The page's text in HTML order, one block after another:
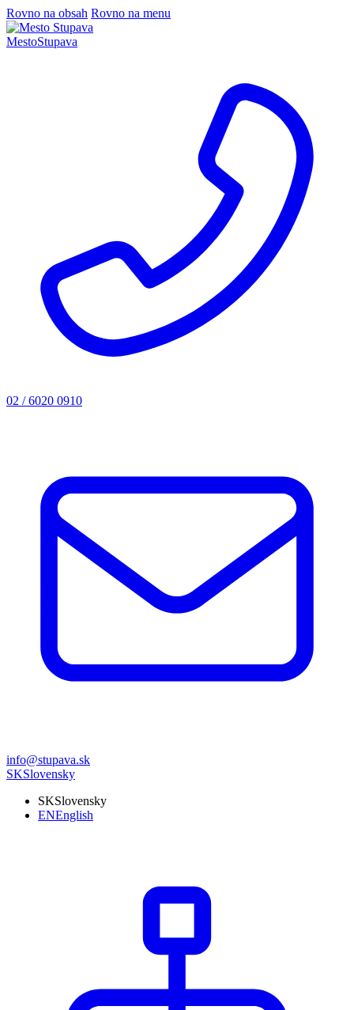
Rovno na obsah Rovno na menu
MestoStupava
02 / 6020 0910
info@stupava.sk
SKSlovensky
SKSlovensky
ENEnglish